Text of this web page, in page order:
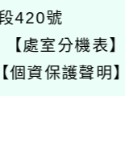
420號
【處室分機表】
【個資保護聲明】